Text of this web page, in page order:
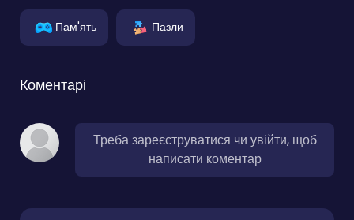
Пам'ять Пазли
Коментарі
Треба зареєструватися чи увійти, щоб
написати коментар